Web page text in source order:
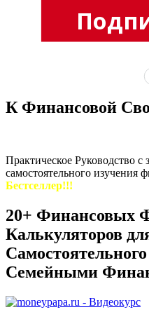
К Финансовой
Практическое Руководство
самостоятельного изучения
Бестселлер!!!
20+ Финансовых
Калькуляторов
Семейными